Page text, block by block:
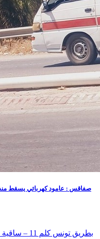
صفاقس : عامود كهربائي يسقط منذ
بطريق تونس